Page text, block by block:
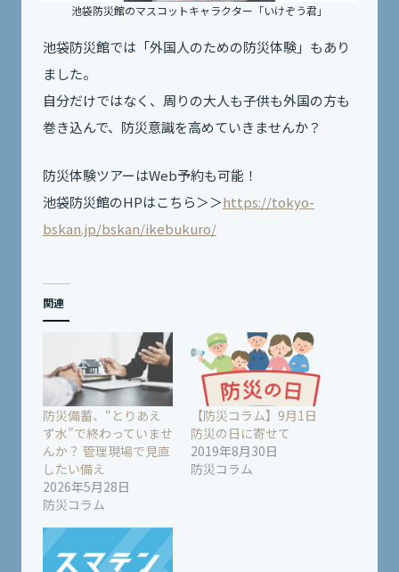
池袋防災館のマスコットキャラクター「いけぞう君」
池袋防災館では「外国人のための防災体験」もあり
ました。
自分だけではなく、周りの大人も子供も外国の方も
巻き込んで、防災意識を高めていきませんか？
防災体験ツアーはWeb予約も可能！
池袋防災館のHPはこちら＞＞https://tokyo-
bskan.jp/bskan/ikebukuro/
関連
防災備蓄、“とりあえ
ず水”で終わっていませ
んか？ 管理現場で見直
したい備え
2026年5月28日
防災コラム
【防災コラム】9月1日
防災の日に寄せて
2019年8月30日
防災コラム